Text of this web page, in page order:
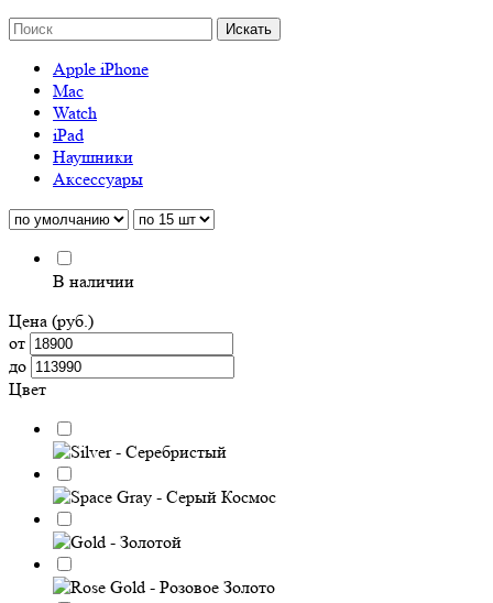
Apple iPhone
Mac
Watch
iPad
Наушники
Аксессуары
В наличии
Цена (руб.)
от
до
Цвет